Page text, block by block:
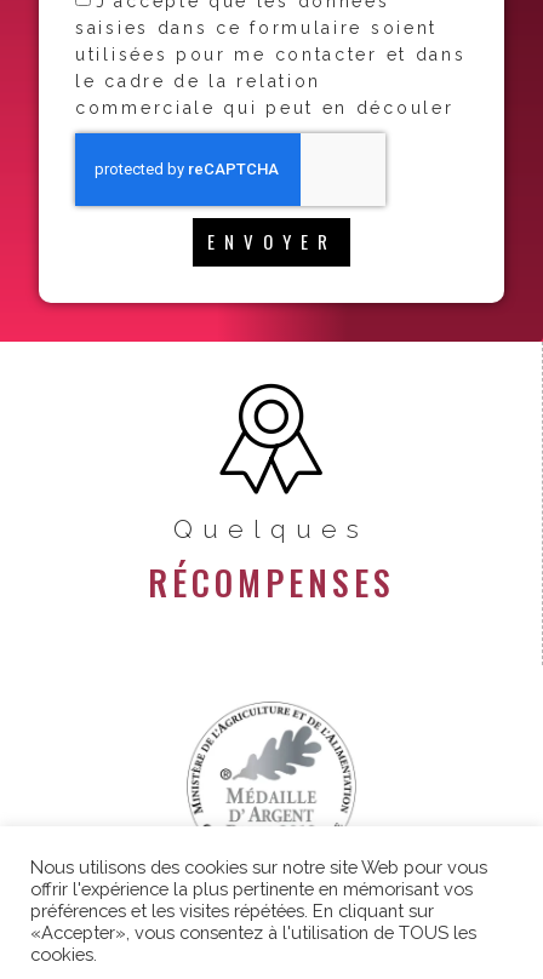
saisies dans ce formulaire soient
utilisées pour me contacter et dans
le cadre de la relation
commerciale qui peut en découler
ENVOYER
Quelques
RÉCOMPENSES
Nous utilisons des cookies sur notre site Web pour vous
offrir l'expérience la plus pertinente en mémorisant vos
préférences et les visites répétées. En cliquant sur
«Accepter», vous consentez à l'utilisation de TOUS les
cookies.